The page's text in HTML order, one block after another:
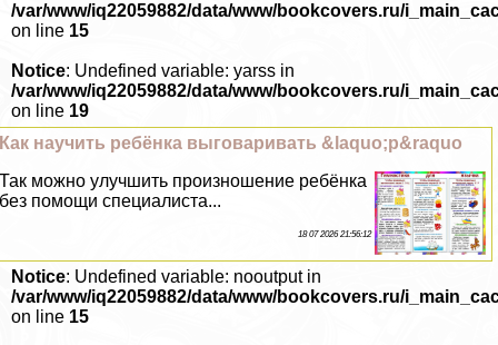
/var/www/iq22059882/data/www/bookcovers.ru/
on line 15
Notice: Undefined variable: yarss in
/var/www/iq22059882/data/www/bookcovers.ru/
on line 19
Как научить ребёнка выговаривать &laquo;р&raquo
Так можно улучшить произношение ребёнка
без помощи специалиста...
18 07 2026 21:56:12
Notice: Undefined variable: nooutput in
/var/www/iq22059882/data/www/bookcovers.ru/
on line 15